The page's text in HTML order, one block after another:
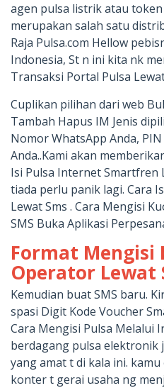
agen pulsa listrik atau
merupakan salah satu
Raja Pulsa.com Hellow
Indonesia, St n ini kita nk
Transaksi Portal Pulsa
Cuplikan pilihan dari web
Tambah Hapus IM Jenis
Nomor WhatsApp Anda,
Anda..Kami akan
Isi Pulsa Internet Smartfren
tiada perlu panik lagi. Cara
Lewat Sms . Cara Mengisi
SMS Buka Aplikasi
Format Mengisi
Operator Lewat
Kemudian buat SMS baru.
spasi Digit Kode Voucher
Cara Mengisi Pulsa Melalui
berdagang pulsa elektronik
yang amat t di kala ini.
konter t gerai usaha ng